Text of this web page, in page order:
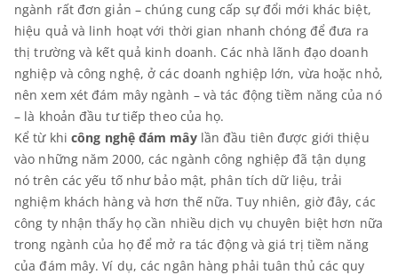
ngành rất đơn giản – chúng cung cấp sự đổi mới khác biệt,
hiệu quả và linh hoạt với thời gian nhanh chóng để đưa ra
thị trường và kết quả kinh doanh. Các nhà lãnh đạo doanh
nghiệp và công nghệ, ở các doanh nghiệp lớn, vừa hoặc nhỏ,
nên xem xét đám mây ngành – và tác động tiềm năng của nó
– là khoản đầu tư tiếp theo của họ.
Kể từ khi công nghệ đám mâylần đầu tiên được giới thiệu
vào những năm 2000, các ngành công nghiệp đã tận dụng
nó trên các yếu tố như bảo mật, phân tích dữ liệu, trải
nghiệm khách hàng và hơn thế nữa. Tuy nhiên, giờ đây, các
công ty nhận thấy họ cần nhiều dịch vụ chuyên biệt hơn nữa
trong ngành của họ để mở ra tác động và giá trị tiềm năng
của đám mây. Ví dụ, các ngân hàng phải tuân thủ các quy